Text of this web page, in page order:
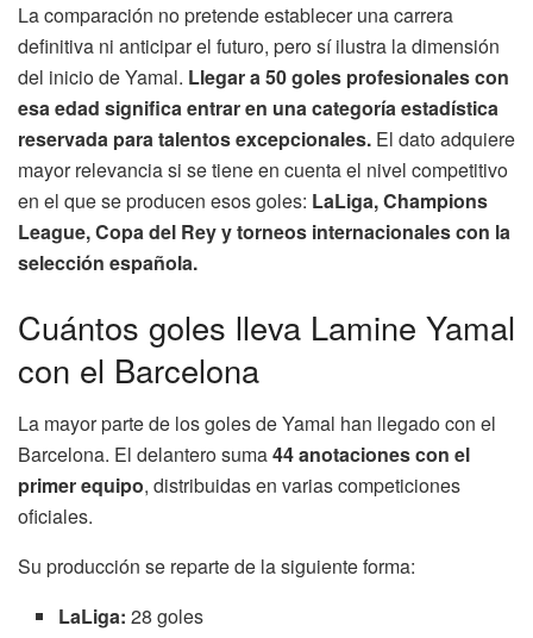
La comparación no pretende establecer una carrera
definitiva ni anticipar el futuro, pero sí ilustra la dimensión
del inicio de Yamal. Llegar a 50 goles profesionales con
esa edad significa entrar en una categoría estadística
reservada para talentos excepcionales. El dato adquiere
mayor relevancia si se tiene en cuenta el nivel competitivo
en el que se producen esos goles: LaLiga, Champions
League, Copa del Rey y torneos internacionales con la
selección española.
Cuántos goles lleva Lamine Yamal
con el Barcelona
La mayor parte de los goles de Yamal han llegado con el
Barcelona. El delantero suma44 anotaciones con el
primer equipo, distribuidas en varias competiciones
oficiales.
Su producción se reparte de la siguiente forma:
LaLiga: 28 goles